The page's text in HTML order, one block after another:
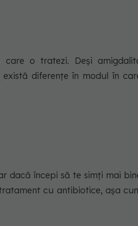
care o tratezi. Deși
diferențe în modul în
dacă începi să te simți mai
cu antibiotice, așa